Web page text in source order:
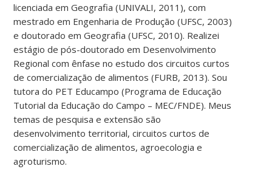
licenciada em Geografia (UNIVALI, 2011), com
mestrado em Engenharia de Produção (UFSC, 2003)
e doutorado em Geografia (UFSC, 2010). Realizei
estágio de pós-doutorado em Desenvolvimento
Regional com ênfase no estudo dos circuitos curtos
de comercialização de alimentos (FURB, 2013). Sou
tutora do PET Educampo (Programa de Educação
Tutorial da Educação do Campo – MEC/FNDE). Meus
temas de pesquisa e extensão são
desenvolvimento territorial, circuitos curtos de
comercialização de alimentos, agroecologia e
agroturismo.